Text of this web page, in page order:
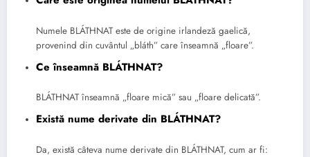
Numele BLÁTHNAT este de origine irlandeză gaelică,
provenind din cuvântul „bláth” care înseamnă „floare”.
Ce înseamnă BLÁTHNAT?
BLÁTHNAT înseamnă „floare mică” sau „floare delicată”.
Există nume derivate din BLÁTHNAT?
Da, există câteva nume derivate din BLÁTHNAT, cum ar fi: